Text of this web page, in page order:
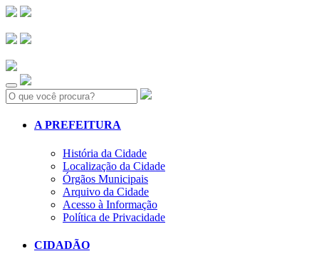
Search:
A PREFEITURA
História da Cidade
Localização da Cidade
Órgãos Municipais
Arquivo da Cidade
Acesso à Informação
Política de Privacidade
CIDADÃO